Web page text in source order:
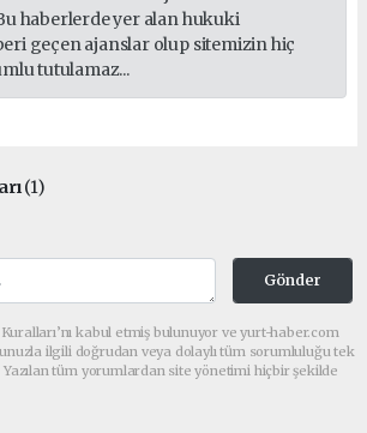
haberlerde yer alan hukuki
geçen ajanslar olup sitemizin hiç
tutulamaz...
(1)
Gönder
kabul etmiş bulunuyor ve yurt-haber.com
ilgili doğrudan veya dolaylı tüm sorumluluğu tek
Yazılan tüm yorumlardan site yönetimi hiçbir şekilde